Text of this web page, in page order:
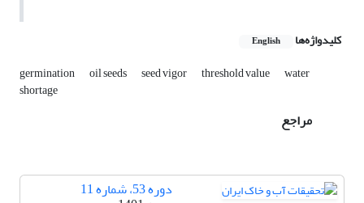
کلیدواژه‌ها English
germination oil seeds seed vigor threshold value water
shortage
مراجع
دوره 53، شماره 11